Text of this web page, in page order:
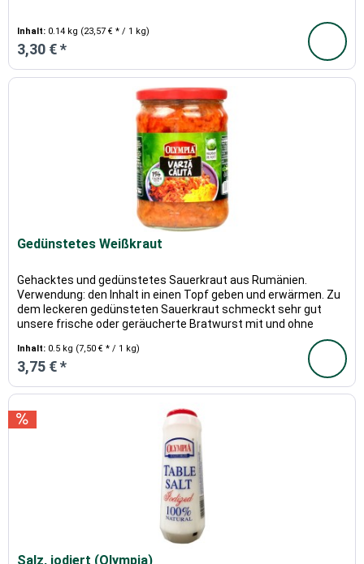
Inhalt: 0.14 kg (23,57 € * / 1 kg)
3,30 € *
Gedünstetes Weißkraut
Gehacktes und gedünstetes Sauerkraut aus Rumänien.
Verwendung: den Inhalt in einen Topf geben und erwärmen. Zu
dem leckeren gedünsteten Sauerkraut schmeckt sehr gut
unsere frische oder geräucherte Bratwurst mit und ohne
Inhalt: 0.5 kg (7,50 € * / 1 kg)
3,75 € *
Salz, jodiert (Olympia)